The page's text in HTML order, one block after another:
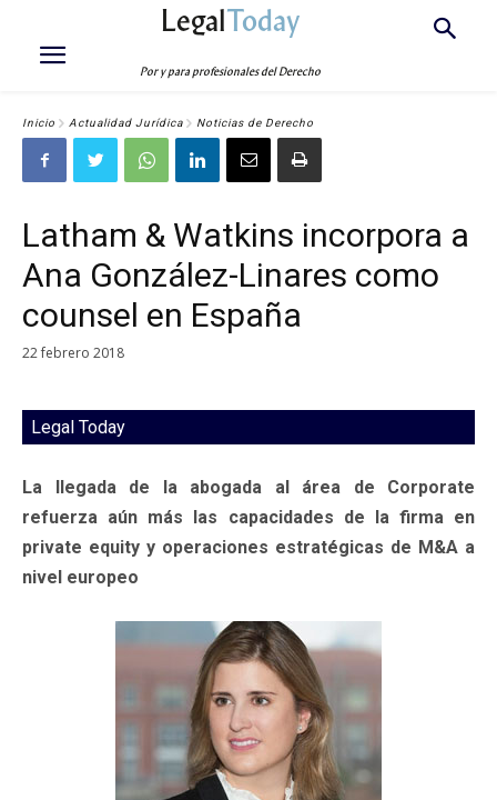
LegalToday
Por y para profesionales del Derecho
Inicio Actualidad Jurídica Noticias de Derecho
Latham & Watkins incorpora a
Ana González-Linares como
counsel en España
22 febrero 2018
Legal Today
La llegada de la abogada al área de Corporate
refuerza aún más las capacidades de la firma en
private equity y operaciones estratégicas de M&A a
nivel europeo